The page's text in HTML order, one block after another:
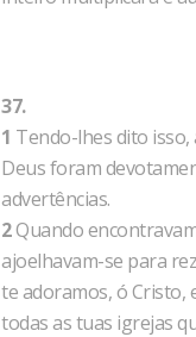
37.
1 Tendo-lhes dito isso,
Deus foram
advertências.
2Quando
ajoelhavam-se para
te adoramos, ó Cristo,
todas as tuas igrejas